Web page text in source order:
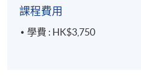
課程費用
學費 : HK$3,750